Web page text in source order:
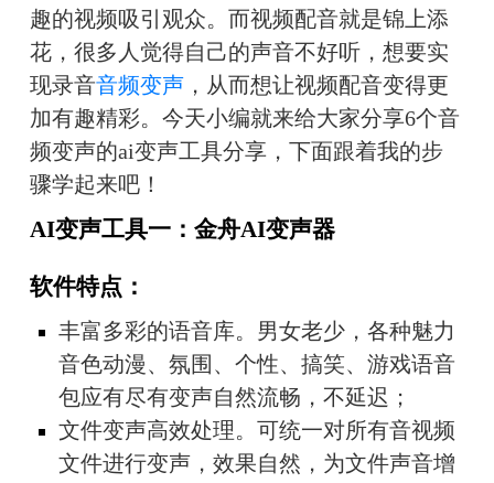
趣的视频吸引观众。而视频配音就是锦上添
花，很多人觉得自己的声音不好听，想要实
现录音音频变声，从而想让视频配音变得更
加有趣精彩。今天小编就来给大家分享6个音
频变声的ai变声工具分享，下面跟着我的步
骤学起来吧！
AI变声工具一：金舟AI变声器
软件特点：
丰富多彩的语音库。男女老少，各种魅力
音色动漫、氛围、个性、搞笑、游戏语音
包应有尽有变声自然流畅，不延迟；
文件变声高效处理。可统一对所有音视频
文件进行变声，效果自然，为文件声音增